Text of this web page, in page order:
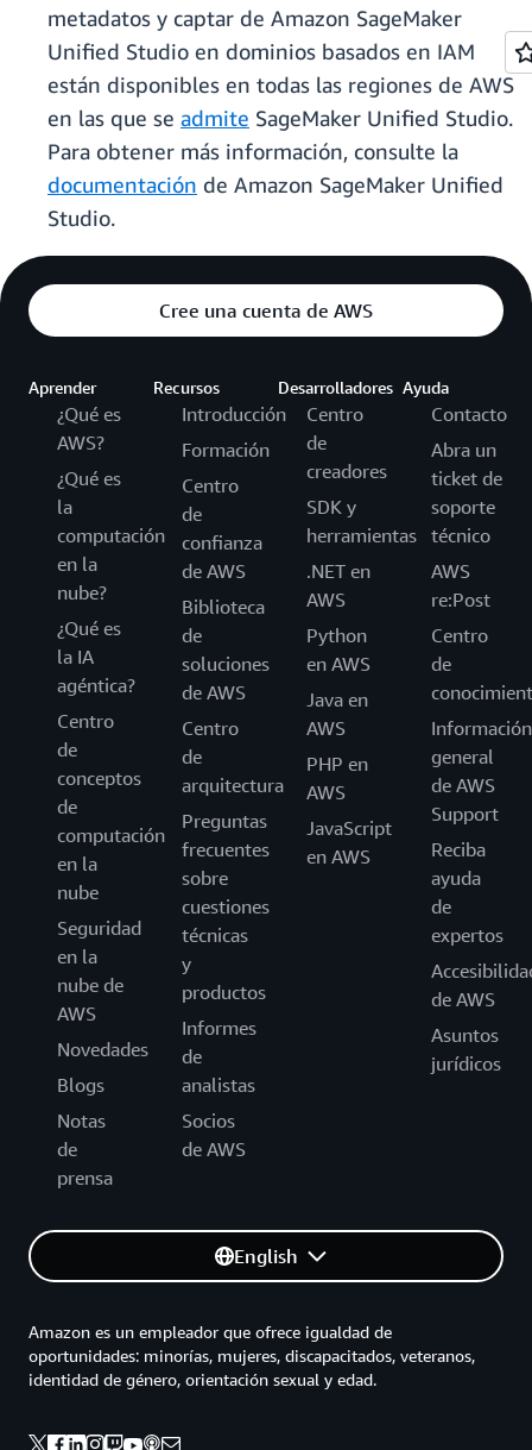
metadatos y captar de Amazon SageMaker
Unified Studio en dominios basados en IAM
están disponibles en todas las regiones de AWS
en las que se admite SageMaker Unified Studio.
Para obtener más información, consulte la
documentación de Amazon SageMaker Unified
Studio.
Cree una cuenta de AWS
Aprender
¿Qué es
AWS?
¿Qué es
la
computación
en la
nube?
¿Qué es
la IA
agéntica?
Centro
de
conceptos
de
computación
en la
nube
Seguridad
en la
nube de
AWS
Novedades
Blogs
Notas
de
prensa
Recursos
Introducción
Formación
Centro
de
confianza
de AWS
Biblioteca
de
soluciones
de AWS
Centro
de
arquitectura
Preguntas
frecuentes
sobre
cuestiones
técnicas
y
productos
Informes
de
analistas
Socios
de AWS
Desarrolladores
Centro
de
creadores
SDK y
herramientas
.NET en
AWS
Python
en AWS
Java en
AWS
PHP en
AWS
JavaScript
en AWS
Ayuda
Contacto
Abra un
ticket de
soporte
técnico
AWS
re:Post
Centro
de
Información
general
de AWS
Support
Reciba
ayuda
de
expertos
de AWS
Asuntos
jurídicos
English
Amazon es un empleador que ofrece igualdad de
oportunidades: minorías, mujeres, discapacitados, veteranos,
identidad de género, orientación sexual y edad.